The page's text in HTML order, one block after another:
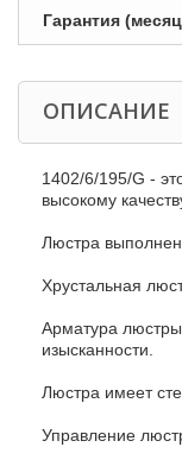
Гарантия
ОПИСАНИЕ
1402/6/195/G -
высокому
Люстра
Хрустальная
Арматура
изысканности.
Люстра имеет
Управление